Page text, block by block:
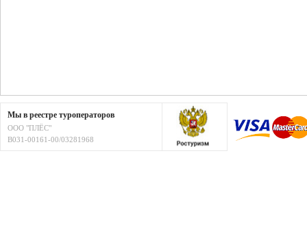
Мы в реестре туроператоров
ООО "ПЛЁС"
В031-00161-00/03281968